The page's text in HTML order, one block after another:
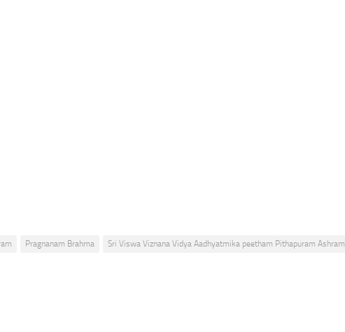
Pragnanam Brahma
Sri Viswa Viznana Vidya Aadhyatmika peetham Pithapuram Ashram